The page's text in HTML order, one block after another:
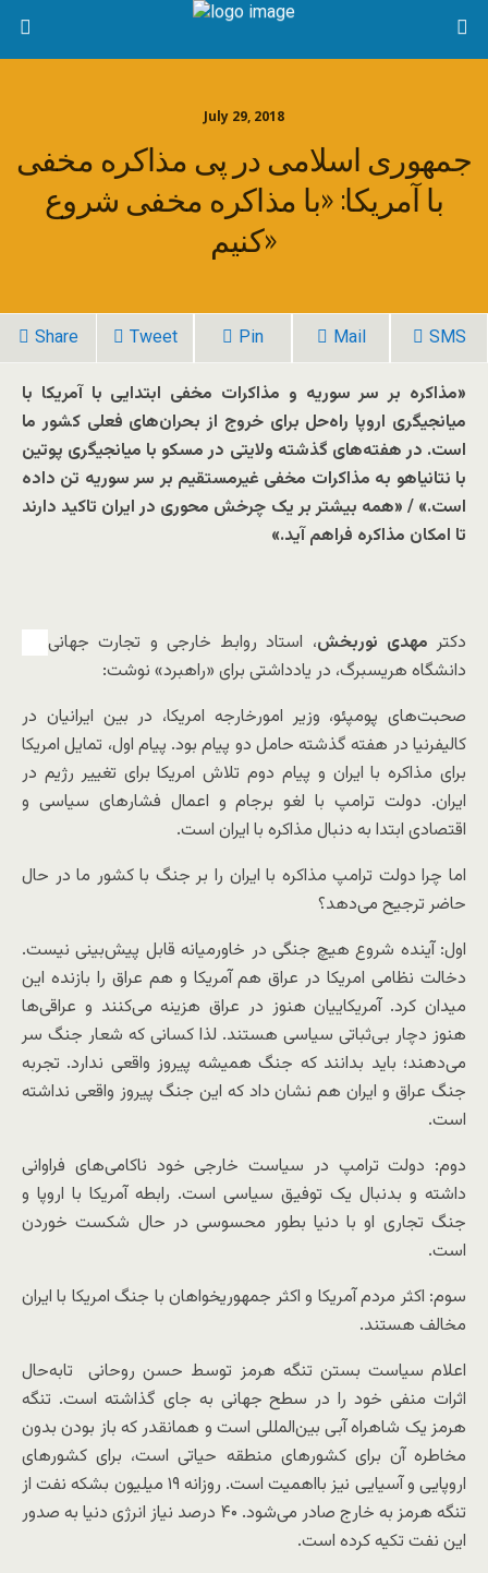
July 29, 2018
جمهوری اسلامی در پی مذاکره مخفی
با آمریکا: «با مذاکره مخفی شروع
کنیم»
Share Tweet Pin Mail SMS
«مذاکره بر سر سوریه و مذاکرات مخفی ابتدایی با آمریکا با
میانجیگری اروپا راه‌حل برای خروج از بحران‌های فعلی کشور ما
است. در هفته‌های گذشته ولایتی در مسکو با میانجیگری پوتین
با نتانیاهو به مذاکرات مخفی غیرمستقیم بر سر سوریه تن داده
است.» / «همه بیشتر بر یک چرخش محوری در ایران تاکید دارند
تا امکان مذاکره فراهم آید.»
دکتر مهدی نوربخش، استاد روابط خارجی و تجارت جهانی
دانشگاه هریسبرگ، در یادداشتی برای «راهبرد» نوشت:
صحبت‌های پومپئو، وزیر امورخارجه امریکا، در بین ایرانیان در
کالیفرنیا در هفته گذشته حامل دو پیام بود. پیام اول، تمایل امریکا
برای مذاکره با ایران و پیام دوم تلاش امریکا برای تغییر رژیم در
ایران. دولت ترامپ با لغو برجام و اعمال فشارهای سیاسی و
اقتصادی ابتدا به دنبال مذاکره با ایران است.
اما چرا دولت ترامپ مذاکره با ایران را بر جنگ با کشور ما در حال
حاضر ترجیح می‌دهد؟
اول: آینده شروع هیچ جنگی در خاورمیانه قابل پیش‌بینی نیست.
دخالت نظامی امریکا در عراق هم آمریکا و هم عراق را بازنده این
میدان کرد. آمریکاییان هنوز در عراق هزینه می‌کنند و عراقی‌ها
هنوز دچار بی‌ثباتی سیاسی هستند. لذا کسانی که شعار جنگ سر
می‌دهند؛ باید بدانند که جنگ همیشه پیروز واقعی ندارد. تجربه
جنگ عراق و ایران هم نشان داد که این جنگ پیروز واقعی نداشته
است.
دوم: دولت ترامپ در سیاست خارجی خود ناکامی‌های فراوانی
داشته و بدنبال یک توفیق سیاسی است. رابطه آمریکا با اروپا و
جنگ تجاری او با دنیا بطور محسوسی در حال شکست خوردن
است.
سوم: اکثر مردم آمریکا و اکثر جمهوریخواهان با جنگ امریکا با ایران
مخالف هستند.
اعلام سیاست بستن تنگه هرمز توسط حسن روحانی تابه‌حال
اثرات منفی خود را در سطح جهانی به جای گذاشته است. تنگه
هرمز یک شاهراه آبی بین‌المللی است و همانقدر که باز بودن بدون
مخاطره آن برای کشورهای منطقه حیاتی است، برای کشورهای
اروپایی و آسیایی نیز بااهمیت است. روزانه ۱۹ میلیون بشکه نفت از
تنگه هرمز به خارج صادر می‌شود. ۴۰ درصد نیاز انرژی دنیا به صدور
این نفت تکیه کرده است.